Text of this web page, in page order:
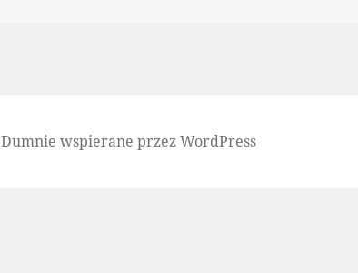
Dumnie wspierane przez WordPress